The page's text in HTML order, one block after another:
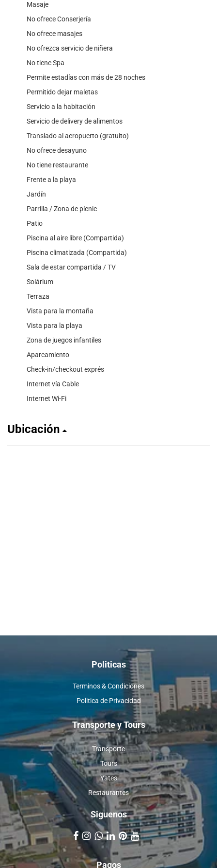
Masaje
No ofrece Conserjería
No ofrece masajes
No ofrezca servicio de niñera
No tiene Spa
Permite estadías con más de 28 noches
Permitido dejar maletas
Servicio a la habitación
Servicio de delivery de alimentos
Translado al aeropuerto (gratuito)
No ofrece desayuno
No tiene restaurante
Frente a la playa
Jardín
Parrilla / Zona de pícnic
Patio
Piscina al aire libre (Compartida)
Piscina climatizada (Compartida)
Sala de estar compartida / TV
Solárium
Terraza
Vista para la montaña
Vista para la playa
Zona de juegos infantiles
Aparcamiento
Check-in/checkout exprés
Internet vía Cable
Internet Wi-Fi
Ubicación
Politicas
Terminos & Condiciones
Politica de Privacidad
Transporte y Tours
Transporte
Tours
Yates
Restaurantes
Siguenos
Pagos